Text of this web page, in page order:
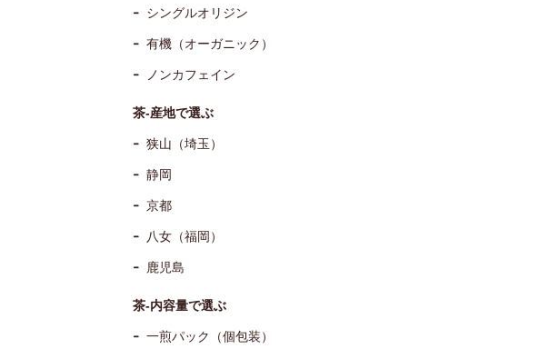
シングルオリジン
有機（オーガニック）
ノンカフェイン
茶-産地で選ぶ
狭山（埼玉）
静岡
京都
八女（福岡）
鹿児島
茶-内容量で選ぶ
一煎パック（個包装）